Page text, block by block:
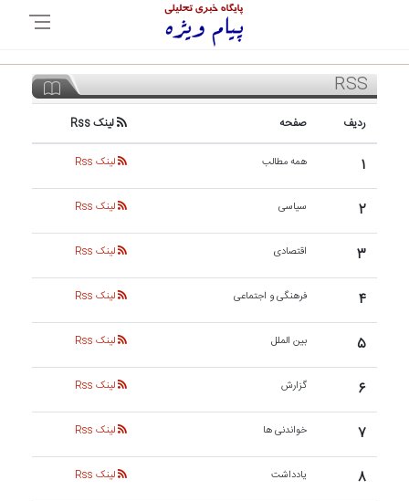
RSS
ردیف صفحه لینک Rss
۱ همه مطالب لینک Rss
۲ سیاسی لینک Rss
۳ اقتصادی لینک Rss
۴ فرهنگی و اجتماعی لینک Rss
۵ بین الملل لینک Rss
۶ گزارش لینک Rss
۷ خواندنی ها لینک Rss
۸ یادداشت لینک Rss